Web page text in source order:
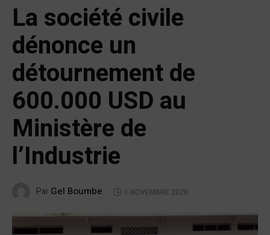
La société civile
dénonce un
détournement de
600.000 USD au
Ministère de
l’Industrie
Par Gel Boumbe 1 NOVEMBRE 2020